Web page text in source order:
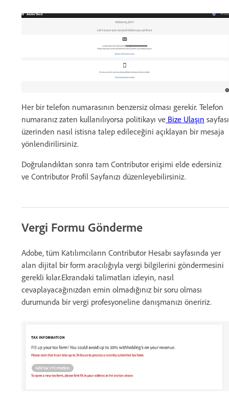
Her bir telefon numarasının benzersiz olması gerekir. Telefon
numaranız zaten kullanılıyorsa politikayı ve Bize Ulaşın sayfası
üzerinden nasıl istisna talep edileceğini açıklayan bir mesaja
yönlendirilirsiniz.
Doğrulandıktan sonra tam Contributor erişimi elde edersiniz
ve Contributor Profil Sayfanızı düzenleyebilirsiniz.
Vergi Formu Gönderme
Adobe, tüm Katılımcıların Contributor Hesabı sayfasında yer
alan dijital bir form aracılığıyla vergi bilgilerini göndermesini
gerekli kılar.Ekrandaki talimatları izleyin, nasıl
cevaplayacağınızdan emin olmadığınız bir soru olması
durumunda bir vergi profesyoneline danışmanızı öneririz.